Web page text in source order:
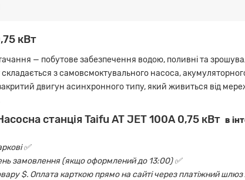
кВт
— побутове забезпечення водою, поливні та
з самовсмоктувального насоса,
двигун асинхронного типу, який живиться від
станція Taifu AT JET 100А 0,75 кВт в
✅
замовлення (якщо оформлений до 13:00) ✅
$. Оплата карткою прямо на сайті через платіжний шлюз